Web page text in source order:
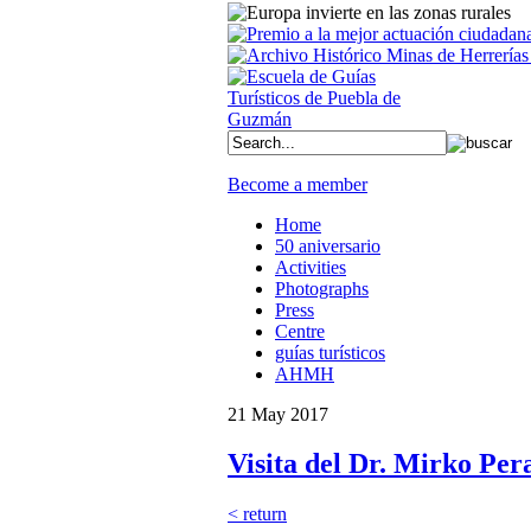
Become a member
Home
50 aniversario
Activities
Photographs
Press
Centre
guías turísticos
AHMH
21 May 2017
Visita del Dr. Mirko
< return